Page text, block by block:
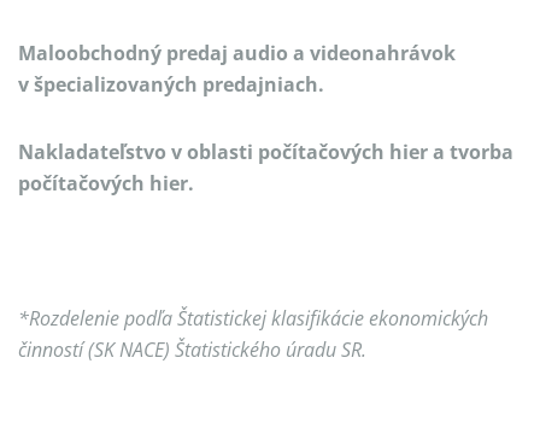
Maloobchodný predaj audio a videonahrávok
v špecializovaných predajniach.
Nakladateľstvo v oblasti počítačových hier a tvorba
počítačových hier.
*Rozdelenie podľa Štatistickej klasifikácie ekonomických
činností (SK NACE) Štatistického úradu SR.